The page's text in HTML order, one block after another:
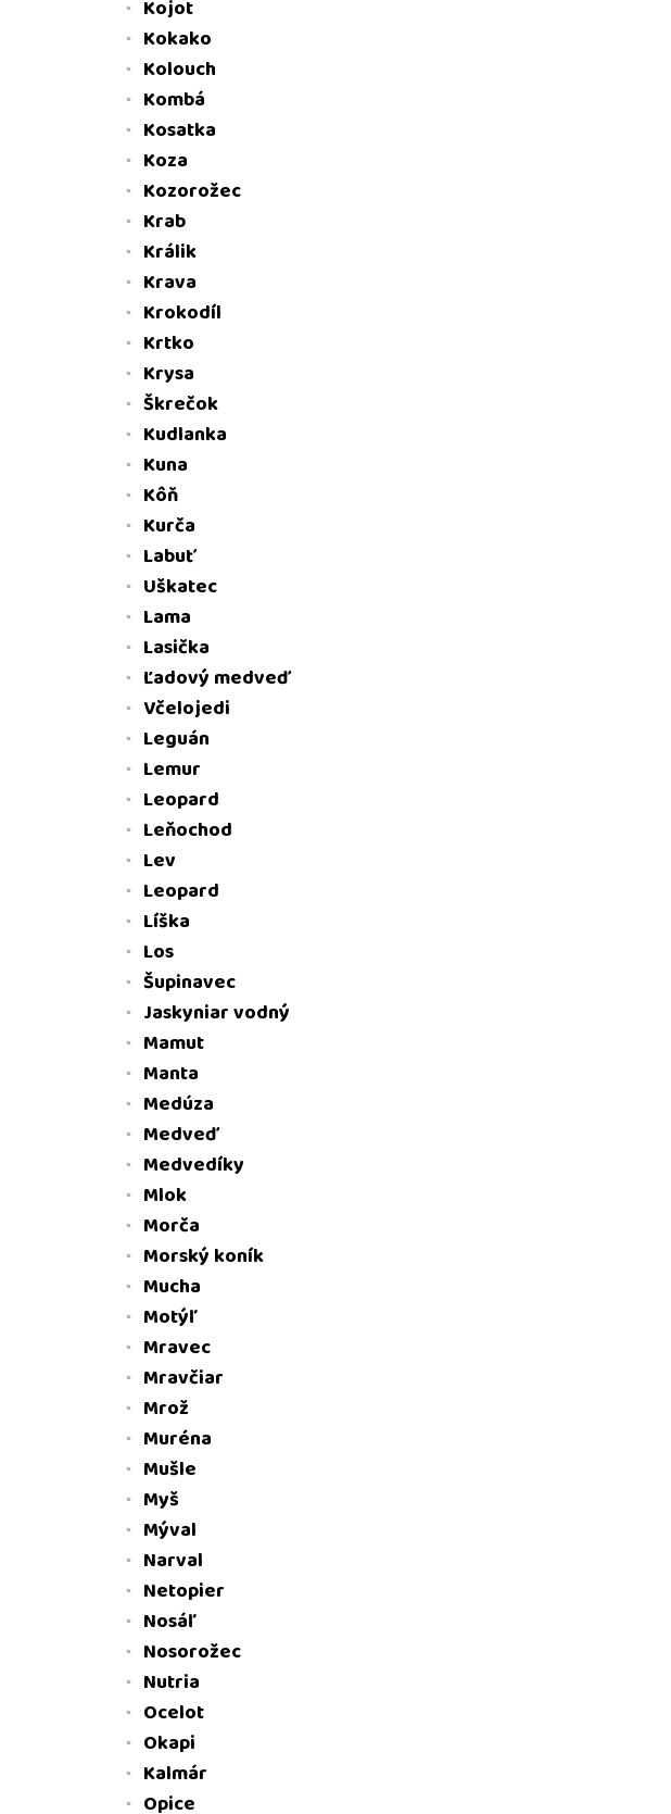
Kojot
Kokako
Kolouch
Kombá
Kosatka
Koza
Kozorožec
Krab
Králik
Krava
Krokodíl
Krtko
Krysa
Škrečok
Kudlanka
Kuna
Kôň
Kurča
Labuť
Uškatec
Lama
Lasička
Ľadový medveď
Včelojedi
Leguán
Lemur
Leopard
Leňochod
Lev
Leopard
Líška
Los
Šupinavec
Jaskyniar vodný
Mamut
Manta
Medúza
Medveď
Medvedíky
Mlok
Morča
Morský koník
Mucha
Motýľ
Mravec
Mravčiar
Mrož
Muréna
Mušle
Myš
Mýval
Narval
Netopier
Nosáľ
Nosorožec
Nutria
Ocelot
Okapi
Kalmár
Opice